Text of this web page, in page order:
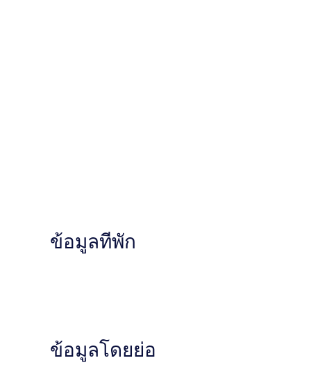
ข้อมูลที่พัก
ข้อมูลโดยย่อ